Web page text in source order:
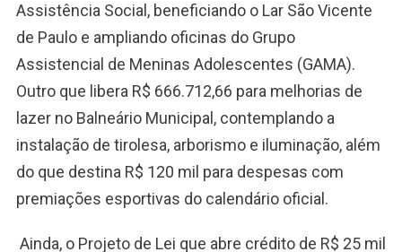
Assistência Social, beneficiando o Lar São Vicente
de Paulo e ampliando oficinas do Grupo
Assistencial de Meninas Adolescentes (GAMA).
Outro que libera R$ 666.712,66 para melhorias de
lazer no Balneário Municipal, contemplando a
instalação de tirolesa, arborismo e iluminação, além
do que destina R$ 120 mil para despesas com
premiações esportivas do calendário oficial.
Ainda, o Projeto de Lei que abre crédito de R$ 25 mil